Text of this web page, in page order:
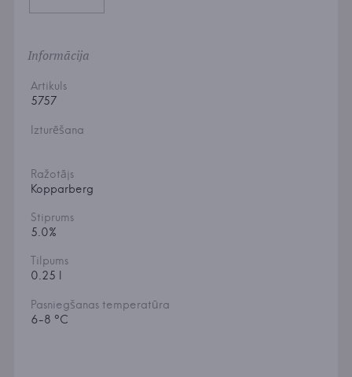
Informācija
Artikuls
5757
Izturēšana
Ražotājs
Kopparberg
Stiprums
5.0%
Tilpums
0.25 l
Pasniegšanas temperatūra
6-8 °C